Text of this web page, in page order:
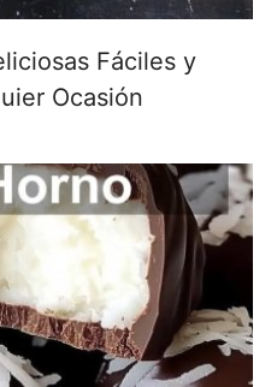
Fáciles y
Ocasión